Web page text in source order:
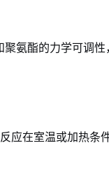
氨酯的力学可调
应在室温或加热条